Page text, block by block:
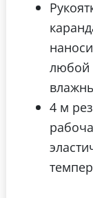
любой
4 м